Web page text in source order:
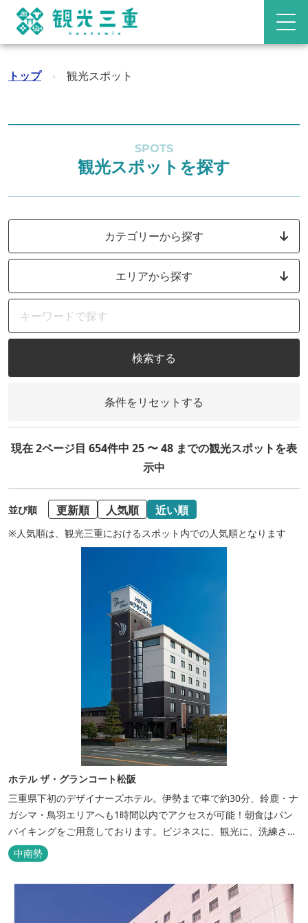
トップ › 観光スポット
SPOTS
観光スポットを探す
カテゴリーから探す
エリアから探す
検索する
条件をリセットする
現在 2ページ目 654件中 25 〜 48 までの観光スポットを表
示中
並び順 更新順 人気順 近い順
※人気順は、観光三重におけるスポット内での人気順となります
ホテル ザ・グランコート松阪
三重県下初のデザイナーズホテル。伊勢まで車で約30分、鈴鹿・ナ
ガシマ・鳥羽エリアへも1時間以内でアクセスが可能！朝食はパン
バイキングをご用意しております。ビジネスに、観光に、洗練され
た空間の中で上質なひとときをお過ごしください。
中南勢